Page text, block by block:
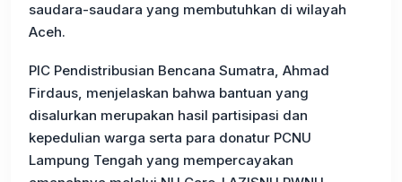
saudara-saudara yang membutuhkan di wilayah
Aceh.
PIC Pendistribusian Bencana Sumatra, Ahmad
Firdaus, menjelaskan bahwa bantuan yang
disalurkan merupakan hasil partisipasi dan
kepedulian warga serta para donatur PCNU
Lampung Tengah yang mempercayakan